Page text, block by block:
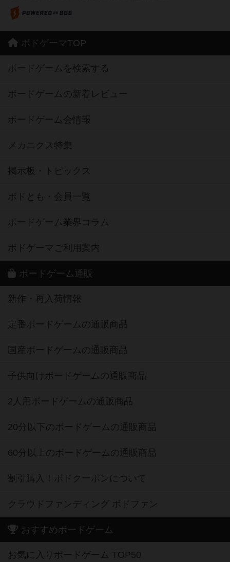
ボドゲーマTOP
ボードゲームを検索する
ボードゲームの新着レビュー
ボードゲーム会情報
メカニクス特集
掲示板・トピックス
ボドとも・会員一覧
ボードゲーム業界コラム
ボドゲーマご利用案内
ボードゲーム通販
新作・再入荷情報
定番ボードゲームの通販商品
国産ボードゲームの通販商品
子供向けボードゲームの通販商品
2人用ボードゲームの通販商品
20分以下のボードゲームの通販商品
60分以上のボードゲームの通販商品
割引購入！ボドクーポンについて
クラウドファンディング ボドファン
おすすめボードゲーム
お気に入りボードゲーム TOP50